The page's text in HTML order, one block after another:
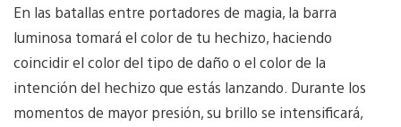
En las batallas entre portadores de magia, la barra
luminosa tomará el color de tu hechizo, haciendo
coincidir el color del tipo de daño o el color de la
intención del hechizo que estás lanzando. Durante los
momentos de mayor presión, su brillo se intensificará,